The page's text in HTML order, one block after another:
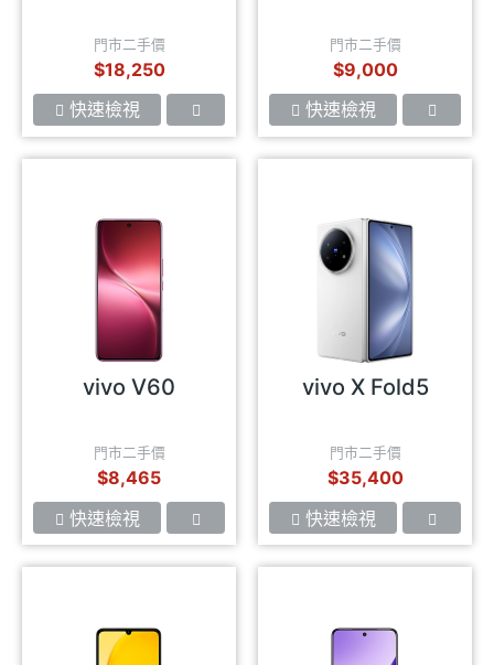
門市二手價
$18,250
快速檢視
門市二手價
$9,000
快速檢視
vivo V60
門市二手價
$8,465
快速檢視
vivo X Fold5
門市二手價
$35,400
快速檢視